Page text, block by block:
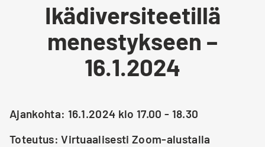
Ikädiversiteetillä
menestykseen –
16.1.2024
Ajankohta: 16.1.2024 klo 17.00 - 18.30
Toteutus: Virtuaalisesti Zoom-alustalla